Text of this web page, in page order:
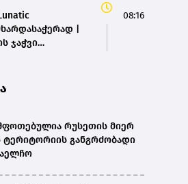
|
ჯაჭვი
08:16
რუსეთის მიერ
განგრძობადი